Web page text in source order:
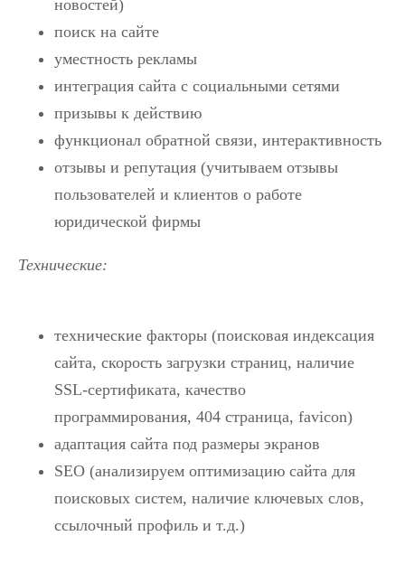
новостей)
поиск на сайте
уместность рекламы
интеграция сайта с социальными сетями
призывы к действию
функционал обратной связи, интерактивность
отзывы и репутация (учитываем отзывы
пользователей и клиентов о работе
юридической фирмы
Технические:
технические факторы (поисковая индексация
сайта, скорость загрузки страниц, наличие
SSL-сертификата, качество
программирования, 404 страница, favicon)
адаптация сайта под размеры экранов
SEO (анализируем оптимизацию сайта для
поисковых систем, наличие ключевых слов,
ссылочный профиль и т.д.)